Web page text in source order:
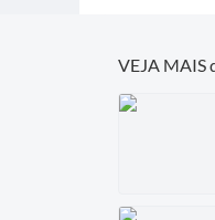
VEJA MAIS